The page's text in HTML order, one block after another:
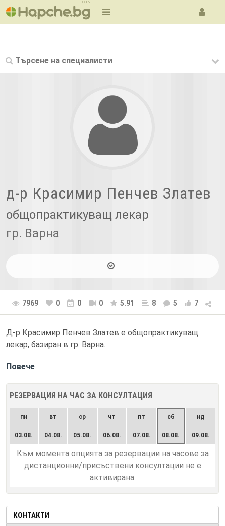
BETA
Търсене на специалисти
д-р Красимир Пенчев Златев
общопрактикуващ лекар
гр. Варна
7969 0 0 0 5.91 8 5 7
Д-р Красимир Пенчев Златев е общопрактикуващ
лекар, базиран в гр. Варна.
Повече
РЕЗЕРВАЦИЯ НА ЧАС ЗА КОНСУЛТАЦИЯ
пн
03.08.
вт
04.08.
ср
05.08.
чт
06.08.
пт
07.08.
сб
08.08.
нд
09.08.
Към момента опцията за резервации на часове за
дистанционни/присъствени консултации не е
активирана.
КОНТАКТИ